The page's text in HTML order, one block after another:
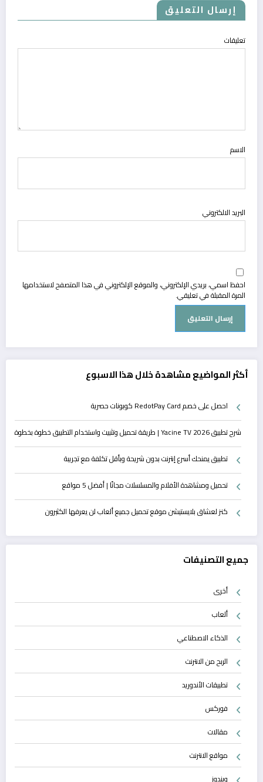
إرسال التعليق
تعليقات
الاسم
البريد الالكتروني
احفظ اسمي، بريدي الإلكتروني، والموقع الإلكتروني في هذا المتصفح لاستخدامها
المرة المقبلة في تعليقي.
أكثر المواضيع مشاهدة خلال هذا الاسبوع
احصل على خصم RedotPay Card كوبونات حصرية
شرح تطبيق Yacine TV 2026 | طريقة تحميل وتثبيت واستخدام التطبيق خطوة بخطوة
تطبيق يمنحك أسرع إنترنت بدون شريحة وبأقل تكلفة مع تجريبة
تحميل ومشاهدة الأفلام والمسلسلات مجانًا | أفضل 5 مواقع
كنز لعشاق بلايستيشن موقع تحميل جميع ألعاب لن يعرفها الكثيرون
جميع التصنيفات
أخرى
ألعاب
الذكاء الاصطناعي
الربح من الانترنت
تطبيقات الأندوريد
فوركس
مقالات
مواقع الانترنت
ويندوز